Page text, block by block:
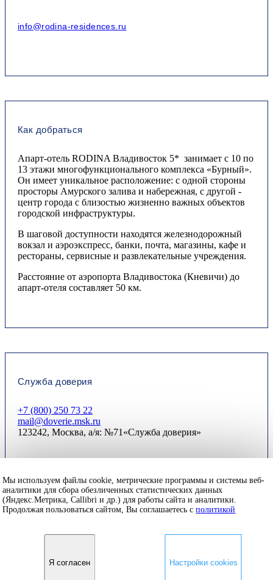
info@rodina-residences.ru
Как добраться
Апарт-отель RODINA Владивосток 5* занимает c 10 по
13 этажи многофункционального комплекса «Бурный».
Он имеет уникальное расположение: с одной стороны
просторы Амурского залива и набережная, с другой -
центр города с близостью жизненно важных объектов
городской инфраструктуры.
В шаговой доступности находятся железнодорожный
вокзал и аэроэкспресс, банки, почта, магазины, кафе и
рестораны, сервисные и развлекательные учреждения.
Расстояние от аэропорта Владивостока (Кневичи) до
апарт-отеля составляет 50 км.
Служба доверия
+7 (800) 250 73 22
mail@doverie.msk.ru
123242, Москва, а/я: №71«Служба доверия»
© 2026. Апарт-отель «RODINA Владивосток 5* »
Официальный сайт.
Мы используем файлы cookie, метрические программы и системы веб-
аналитики для сбора обезличенных статистических данных
(Яндекс.Метрика, Callibri и др.) для работы сайта и аналитики.
Продолжая пользоваться сайтом, Вы соглашаетесь сполитикой
Я согласен Настройки cookies